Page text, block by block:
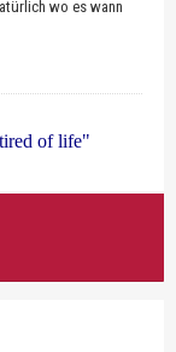
wo es wann
of life"